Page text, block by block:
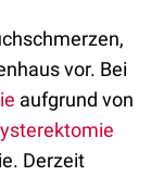
vor. Bei
aufgrund von
Derzeit